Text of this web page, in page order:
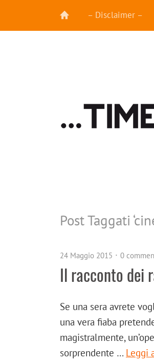
– Disclaimer –
Post Taggati ‘
24 Maggio 2015 0
Il racconto dei
Se una sera avrete
una vera fiaba
magistralmente,
sorprendente … Leggi